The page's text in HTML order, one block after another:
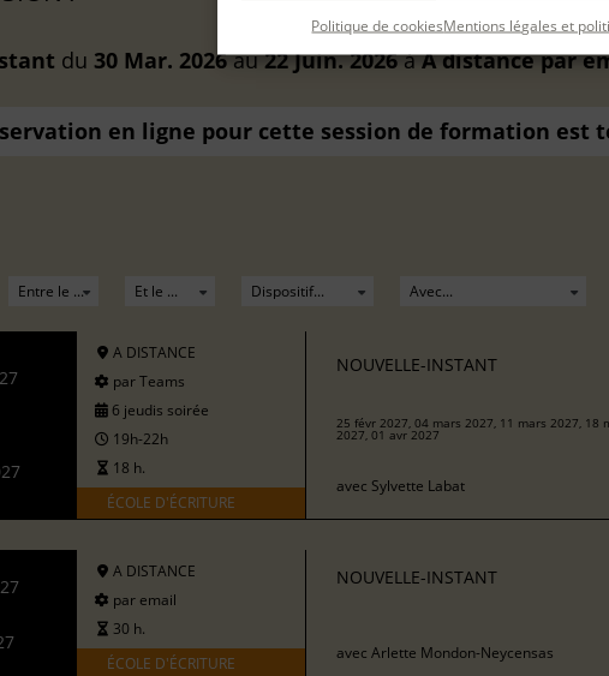
Politique de cookiesMentions légales et
du 30 Mar. 2026au22 Juin. 2026àA distance par
en ligne pour cette session de formation est
A DISTANCE
par Teams
6 jeudis soirée
19h-22h
18 h.
ÉCOLE D'ÉCRITURE
NOUVELLE-INSTANT
25 févr 2027, 04 mars 2027, 11 mars 2027, 18
2027, 01 avr 2027
avec Sylvette Labat
A DISTANCE
par email
30 h.
ÉCOLE D'ÉCRITURE
NOUVELLE-INSTANT
avec Arlette Mondon-Neycensas